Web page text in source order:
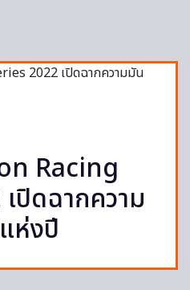
Racing
ปิดฉากความ
ห่งปี